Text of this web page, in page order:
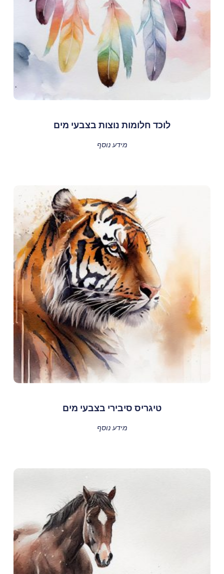
לוכד חלומות נוצות בצבעי מים
מידע נוסף
טיגריס סיבירי בצבעי מים
מידע נוסף